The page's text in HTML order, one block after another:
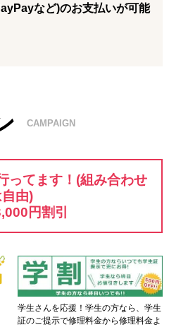
など)のお支払いが可能
CAMPAIGN
ってます！(組み合わせ
由)
円割引
学生さんを応援！学生の方なら、学生
証のご提示で修理料金から修理料金よ